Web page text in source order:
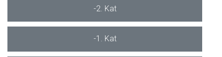
-2. Kat
-1. Kat